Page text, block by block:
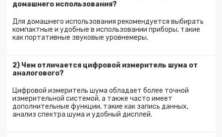
домашнего использования?
Для домашнего использования рекомендуется выбирать
компактные и удобные в использовании приборы, такие
как портативные звуковые уровнемеры.
2) Чем отличается цифровой измеритель шума от
аналогового?
Цифровой измеритель шума обладает более точной
измерительной системой, а также часто имеет
дополнительные функции, такие как запись данных,
анализ спектра шума и удобный дисплей.